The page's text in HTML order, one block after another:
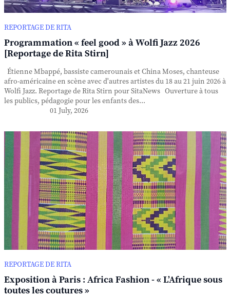
REPORTAGE DE RITA
Programmation « feel good » à Wolfi Jazz 2026
[Reportage de Rita Stirn]
Étienne Mbappé, bassiste camerounais et China Moses, chanteuse
afro-américaine en scène avec d'autres artistes du 18 au 21 juin 2026 à
Wolfi Jazz. Reportage de Rita Stirn pour SitaNews Ouverture à tous
les publics, pédagogie pour les enfants des...
01 July, 2026
REPORTAGE DE RITA
Exposition à Paris : Africa Fashion - « L’Afrique sous
toutes les coutures »